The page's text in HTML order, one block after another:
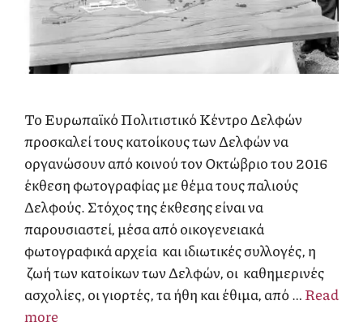
Το Ευρωπαϊκό Πολιτιστικό Κέντρο Δελφών
προσκαλεί τους κατοίκους των Δελφών να
οργανώσουν από κοινού τον Οκτώβριο του 2016
έκθεση φωτογραφίας με θέμα τους παλιούς
Δελφούς. Στόχος της έκθεσης είναι να
παρουσιαστεί, μέσα από οικογενειακά
φωτογραφικά αρχεία και ιδιωτικές συλλογές, η
ζωή των κατοίκων των Δελφών, οι καθημερινές
ασχολίες, οι γιορτές, τα ήθη και έθιμα, από …Read
more